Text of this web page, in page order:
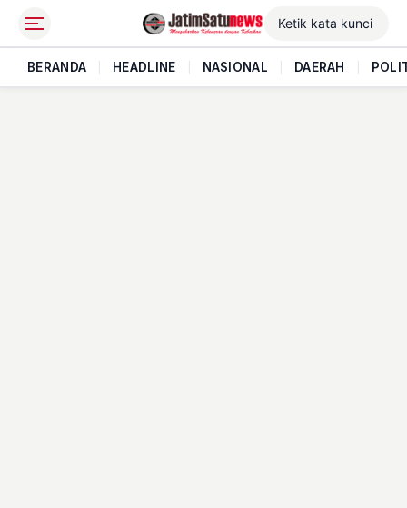
BERANDA HEADLINE NASIONAL DAERAH